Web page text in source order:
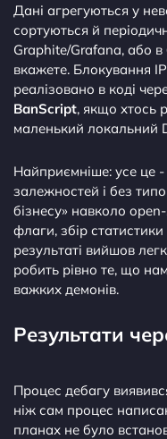
Дані агрегуються у
сортуються й
Graphite/Grafana, або
вкажете. Блокування
реалізовано в коді
BanScript, якщо хтось
маленький локальний
Найприємніше: усе це
залежностей і без
бізнесу» навколо
флаги, збір
результаті вийшов
робить рівно те, що
важких демонів.
Результати
Процес дебагу
ніж сам процес
планах не було